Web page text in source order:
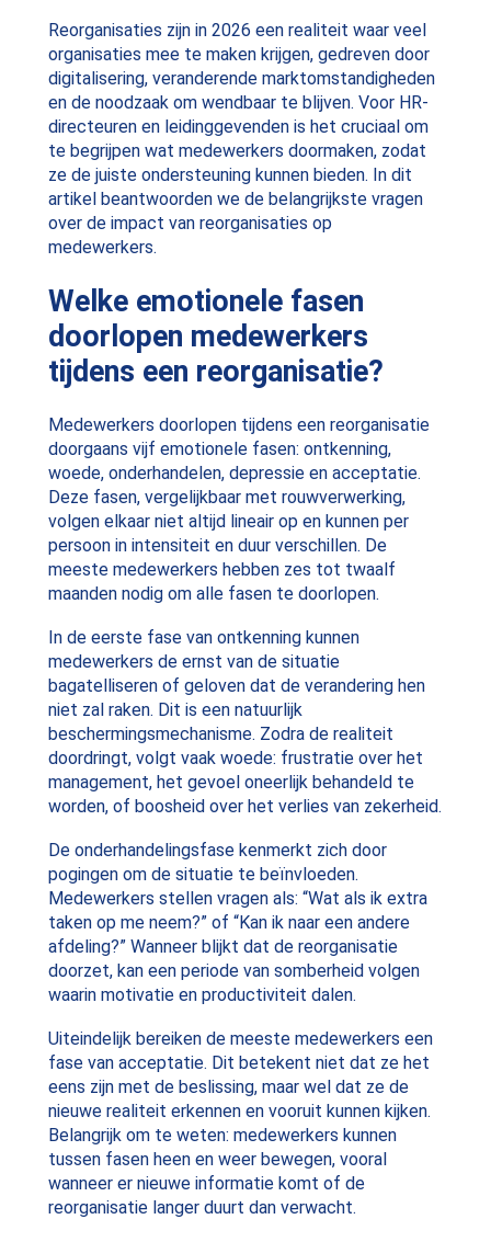
Reorganisaties zijn in 2026 een realiteit waar veel
organisaties mee te maken krijgen, gedreven door
digitalisering, veranderende marktomstandigheden
en de noodzaak om wendbaar te blijven. Voor HR-
directeuren en leidinggevenden is het cruciaal om
te begrijpen wat medewerkers doormaken, zodat
ze de juiste ondersteuning kunnen bieden. In dit
artikel beantwoorden we de belangrijkste vragen
over de impact van reorganisaties op
medewerkers.
Welke emotionele fasen
doorlopen medewerkers
tijdens een reorganisatie?
Medewerkers doorlopen tijdens een reorganisatie
doorgaans vijf emotionele fasen: ontkenning,
woede, onderhandelen, depressie en acceptatie.
Deze fasen, vergelijkbaar met rouwverwerking,
volgen elkaar niet altijd lineair op en kunnen per
persoon in intensiteit en duur verschillen. De
meeste medewerkers hebben zes tot twaalf
maanden nodig om alle fasen te doorlopen.
In de eerste fase van ontkenning kunnen
medewerkers de ernst van de situatie
bagatelliseren of geloven dat de verandering hen
niet zal raken. Dit is een natuurlijk
beschermingsmechanisme. Zodra de realiteit
doordringt, volgt vaak woede: frustratie over het
management, het gevoel oneerlijk behandeld te
worden, of boosheid over het verlies van zekerheid.
De onderhandelingsfase kenmerkt zich door
pogingen om de situatie te beïnvloeden.
Medewerkers stellen vragen als: “Wat als ik extra
taken op me neem?” of “Kan ik naar een andere
afdeling?” Wanneer blijkt dat de reorganisatie
doorzet, kan een periode van somberheid volgen
waarin motivatie en productiviteit dalen.
Uiteindelijk bereiken de meeste medewerkers een
fase van acceptatie. Dit betekent niet dat ze het
eens zijn met de beslissing, maar wel dat ze de
nieuwe realiteit erkennen en vooruit kunnen kijken.
Belangrijk om te weten: medewerkers kunnen
tussen fasen heen en weer bewegen, vooral
wanneer er nieuwe informatie komt of de
reorganisatie langer duurt dan verwacht.